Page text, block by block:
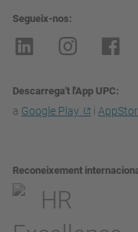
Segueix-nos
Descarrega't l'App UPC
a Google Play i
Reconeixement